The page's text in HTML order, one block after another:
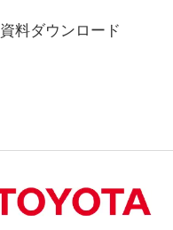
資料ダウンロード